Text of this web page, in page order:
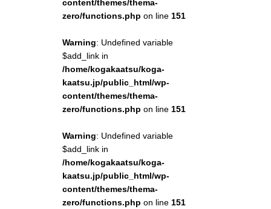
content/themes/thema-
zero/functions.php on line 151
Warning: Undefined variable
$add_link in
/home/kogakaatsu/koga-
kaatsu.jp/public_html/wp-
content/themes/thema-
zero/functions.php on line 151
Warning: Undefined variable
$add_link in
/home/kogakaatsu/koga-
kaatsu.jp/public_html/wp-
content/themes/thema-
zero/functions.php on line 151